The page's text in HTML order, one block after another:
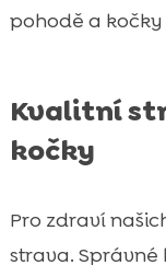
pohodě a kočky
Kvalitní
kočky
Pro zdraví
strava. Správné